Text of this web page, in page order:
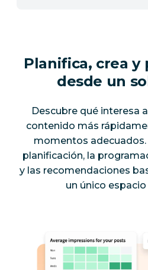
Planifica, crea y
desde un
Descubre qué interesa
contenido más
momentos
planificación, la
y las recomendaciones
un único